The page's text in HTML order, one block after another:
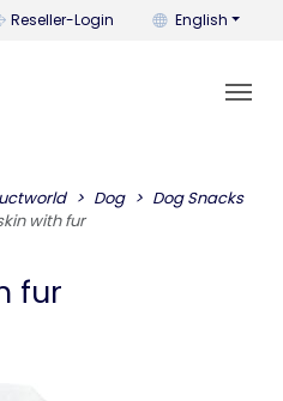
Reseller-Login You can
English
Dog
Dog Snacks
with fur
fur